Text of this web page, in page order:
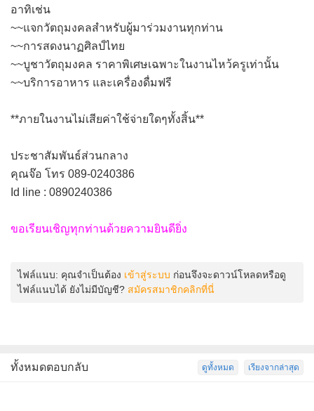
อาทิเช่น
~~แจกวัตถุมงคลสำหรับผู้มาร่วมงานทุกท่าน
~~การสดงนาฏศิลป์ไทย
~~บูชาวัตถุมงคล ราคาพิเศษเฉพาะในงานไหว้ครูเท่านั้น
~~บริการอาหาร และเครื่องดื่มฟรี
**ภายในงานไม่เสียค่าใช้จ่ายใดๆทั้งสิ้น**
ประชาสัมพันธ์ส่วนกลาง
คุณจ๊อ โทร 089-0240386
Id line : 0890240386
ขอเรียนเชิญทุกท่านด้วยความยินดียิ่ง
ไฟล์แนบ: คุณจำเป็นต้อง เข้าสู่ระบบ ก่อนจึงจะดาวน์โหลดหรือดู
ไฟล์แนบได้ ยังไม่มีบัญชี? สมัครสมาชิกคลิกที่นี่
เรียงจากล่าสุด
ดูทั้งหมด
ทั้งหมดตอบกลับ